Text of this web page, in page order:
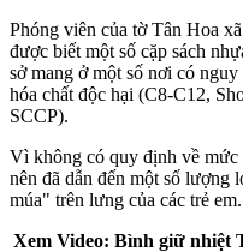
Phóng viên của tờ Tân Hoa
được biết một số cặp sách
sở mang ở một số nơi có
hó‌a chấ‌t độc hại (C8-C12,
SCCP).
Vì không có quy định về mức
nên đã dẫn đến một số lượng
múa" trên lưng của các trẻ em.
Xem Video: Bình giữ nhiệt